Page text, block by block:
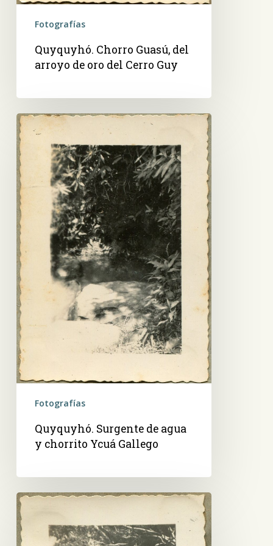
Fotografías
Quyquyhó. Chorro Guasú, del
arroyo de oro del Cerro Guy
Quyquyhó.
Surgente
de
agua
y
chorrito
Ycuá
Gallego
Fotografías
Quyquyhó. Surgente de agua
y chorrito Ycuá Gallego
Quyquyhó.
Mbopi
Kuá,